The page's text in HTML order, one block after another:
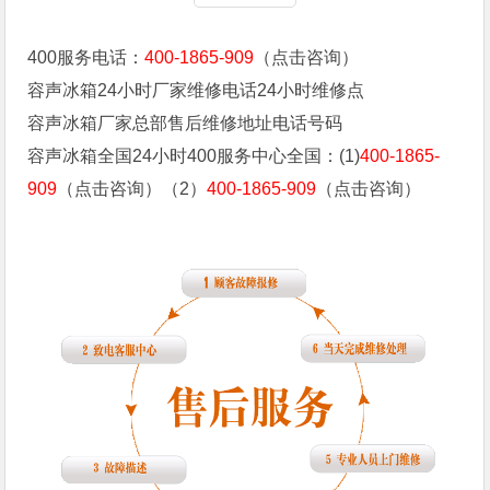
400服务电话：400-1865-909 （点击咨询）
容声冰箱24小时厂家维修电话24小时维修点
容声冰箱厂家总部售后维修地址电话号码
容声冰箱全国24小时400服务中心全国：(1)400-1865-
909 （点击咨询）（2）400-1865-909 （点击咨询）